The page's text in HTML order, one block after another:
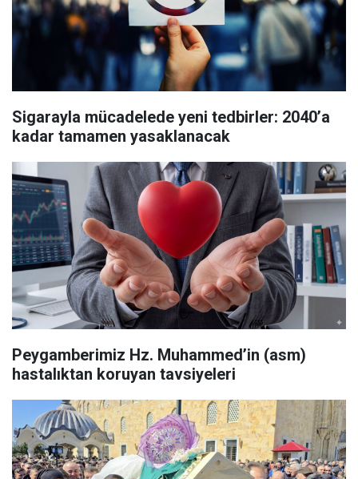
Sigarayla mücadelede yeni tedbirler: 2040’a
kadar tamamen yasaklanacak
Peygamberimiz Hz. Muhammed’in (asm)
hastalıktan koruyan tavsiyeleri